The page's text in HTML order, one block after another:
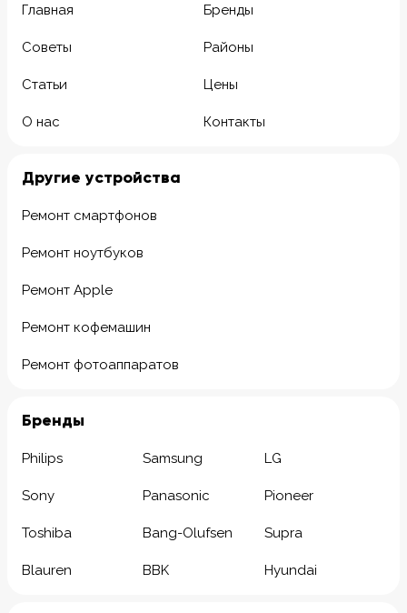
Главная Бренды
Советы Районы
Статьи Цены
О нас Контакты
Другие устройства
Ремонт смартфонов
Ремонт ноутбуков
Ремонт Apple
Ремонт кофемашин
Ремонт фотоаппаратов
Бренды
Philips Samsung LG
Sony Panasonic Pioneer
Toshiba Bang-Olufsen Supra
Blauren BBK Hyundai